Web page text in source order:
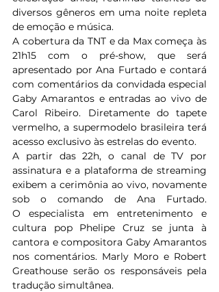
diversos gêneros em uma noite repleta
de emoção e música.
A cobertura da TNT e da Max começa às
21h15 com o pré-show, que será
apresentado por Ana Furtado e contará
com comentários da convidada especial
Gaby Amarantos e entradas ao vivo de
Carol Ribeiro. Diretamente do tapete
vermelho, a supermodelo brasileira terá
acesso exclusivo às estrelas do evento.
A partir das 22h, o canal de TV por
assinatura e a plataforma de streaming
exibem a cerimônia ao vivo, novamente
sob o comando de Ana Furtado.
O especialista em entretenimento e
cultura pop Phelipe Cruz se junta à
cantora e compositora Gaby Amarantos
nos comentários. Marly Moro e Robert
Greathouse serão os responsáveis pela
tradução simultânea.